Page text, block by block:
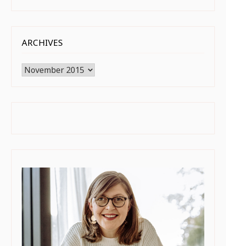
ARCHIVES
Archives